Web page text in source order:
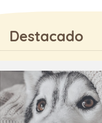
Destacado